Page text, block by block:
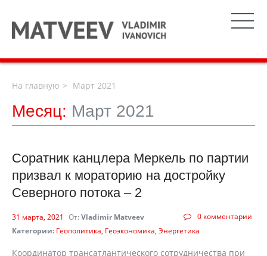
На главную Март 2021
Месяц: Март 2021
Соратник канцлера Меркель по партии
призвал к мораторию на достройку
Северного потока – 2
0 комментарии
31 марта, 2021 От: Vladimir Matveev
Категории: Геополитика Геоэкономика Энергетика
Координатор трансатлантического сотрудничества при